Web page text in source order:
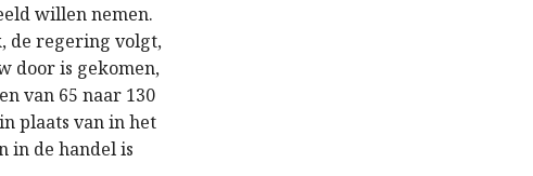
willen nemen.
de regering volgt,
door is gekomen,
van 65 naar 130
plaats van in het
in de handel is